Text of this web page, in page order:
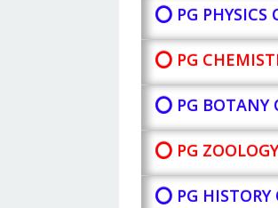
⭕ PG PHYSICS
⭕ PG
⭕ PG BOTANY
⭕ PG
⭕ PG